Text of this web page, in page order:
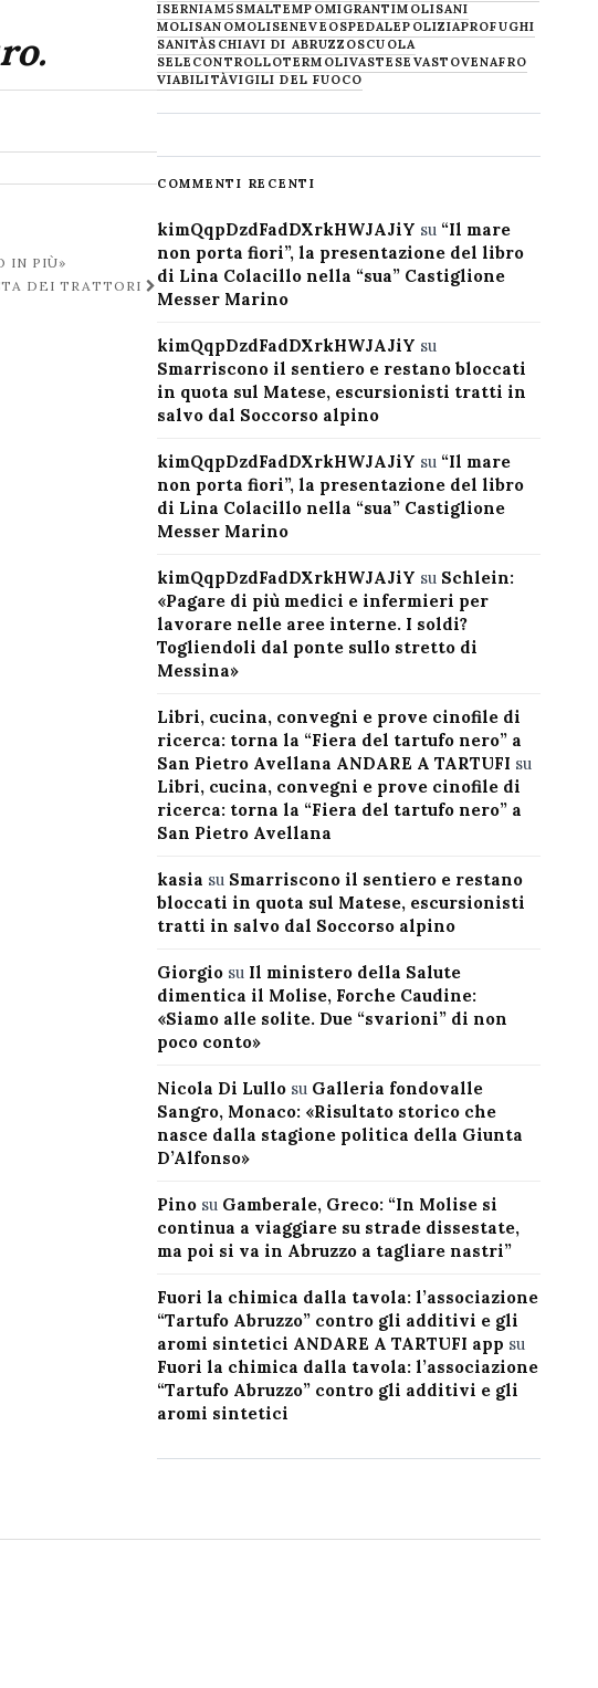
IN PIÙ»
DEI TRATTORI
ISERNIAM5SMALTEMPOMIGRANTIMOLISANI
MOLISANOMOLISENEVE OSPEDALEPOLIZIAPROFUGHI
SANITÀSCHIAVI DI ABRUZZOSCUOLA
SELECONTROLLOTERMOLIVASTESE VASTOVENAFRO
VIABILITÀVIGILI DEL FUOCO
COMMENTI RECENTI
kimQqpDzdFadDXrkHWJAJiY su “Il mare
non porta fiori”, la presentazione del libro
di Lina Colacillo nella “sua” Castiglione
Messer Marino
kimQqpDzdFadDXrkHWJAJiY su
Smarriscono il sentiero e restano bloccati
in quota sul Matese, escursionisti tratti in
salvo dal Soccorso alpino
kimQqpDzdFadDXrkHWJAJiY su “Il mare
non porta fiori”, la presentazione del libro
di Lina Colacillo nella “sua” Castiglione
Messer Marino
kimQqpDzdFadDXrkHWJAJiY su Schlein:
«Pagare di più medici e infermieri per
lavorare nelle aree interne. I soldi?
Togliendoli dal ponte sullo stretto di
Messina»
Libri, cucina, convegni e prove cinofile di
ricerca: torna la “Fiera del tartufo nero” a
San Pietro Avellana ANDARE A TARTUFI su
Libri, cucina, convegni e prove cinofile di
ricerca: torna la “Fiera del tartufo nero” a
San Pietro Avellana
kasia su Smarriscono il sentiero e restano
bloccati in quota sul Matese, escursionisti
tratti in salvo dal Soccorso alpino
Giorgiosu Il ministero della Salute
dimentica il Molise, Forche Caudine:
«Siamo alle solite. Due “svarioni” di non
poco conto»
Nicola Di Lullosu Galleria fondovalle
Sangro, Monaco: «Risultato storico che
nasce dalla stagione politica della Giunta
D’Alfonso»
Pinosu Gamberale, Greco: “In Molise si
continua a viaggiare su strade dissestate,
ma poi si va in Abruzzo a tagliare nastri”
Fuori la chimica dalla tavola: l’associazione
“Tartufo Abruzzo” contro gli additivi e gli
aromi sintetici ANDARE A TARTUFI app su
Fuori la chimica dalla tavola: l’associazione
“Tartufo Abruzzo” contro gli additivi e gli
aromi sintetici